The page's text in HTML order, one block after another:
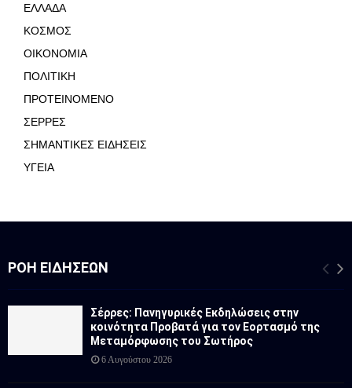
ΕΛΛΑΔΑ
ΚΟΣΜΟΣ
ΟΙΚΟΝΟΜΙΑ
ΠΟΛΙΤΙΚΗ
ΠΡΟΤΕΙΝΟΜΕΝΟ
ΣΕΡΡΕΣ
ΣΗΜΑΝΤΙΚΕΣ ΕΙΔΗΣΕΙΣ
ΥΓΕΙΑ
ΡΟΉ ΕΙΔΉΣΕΩΝ
Σέρρες: Πανηγυρικές Εκδηλώσεις στην
κοινότητα Προβατά για τον Εορτασμό της
Μεταμόρφωσης του Σωτήρος
6 Αυγούστου 2026